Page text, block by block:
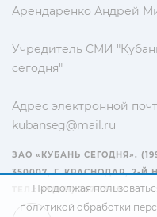
Арендаренко Андрей
Учредитель СМИ
сегодня"
Адрес электронной
kubanseg@mail.ru
ЗАО «КУБАНЬ СЕГОДНЯ».
350007, Г. КРАСНОДАР, 2-Й
ТЕЛ.: +7(861) 267-15-15
Продолжая
политикой обработки